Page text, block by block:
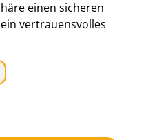
einen sicheren
vertrauensvolles